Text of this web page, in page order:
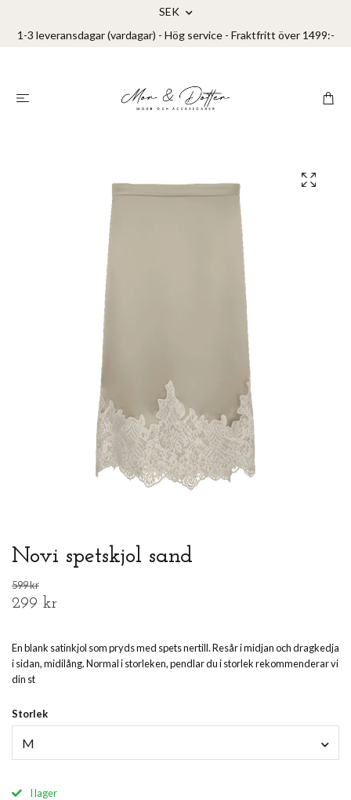
SEK
1-3 leveransdagar (vardagar) - Hög service - Fraktfritt över 1499:-
Novi spetskjol sand
599 kr
299 kr
En blank satinkjol som pryds med spets nertill. Resår i midjan och dragkedja
i sidan, midilång. Normal i storleken, pendlar du i storlek rekommenderar vi
din st
Storlek
M
I lager